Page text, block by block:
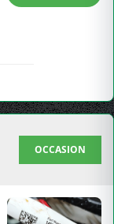
OCCASION